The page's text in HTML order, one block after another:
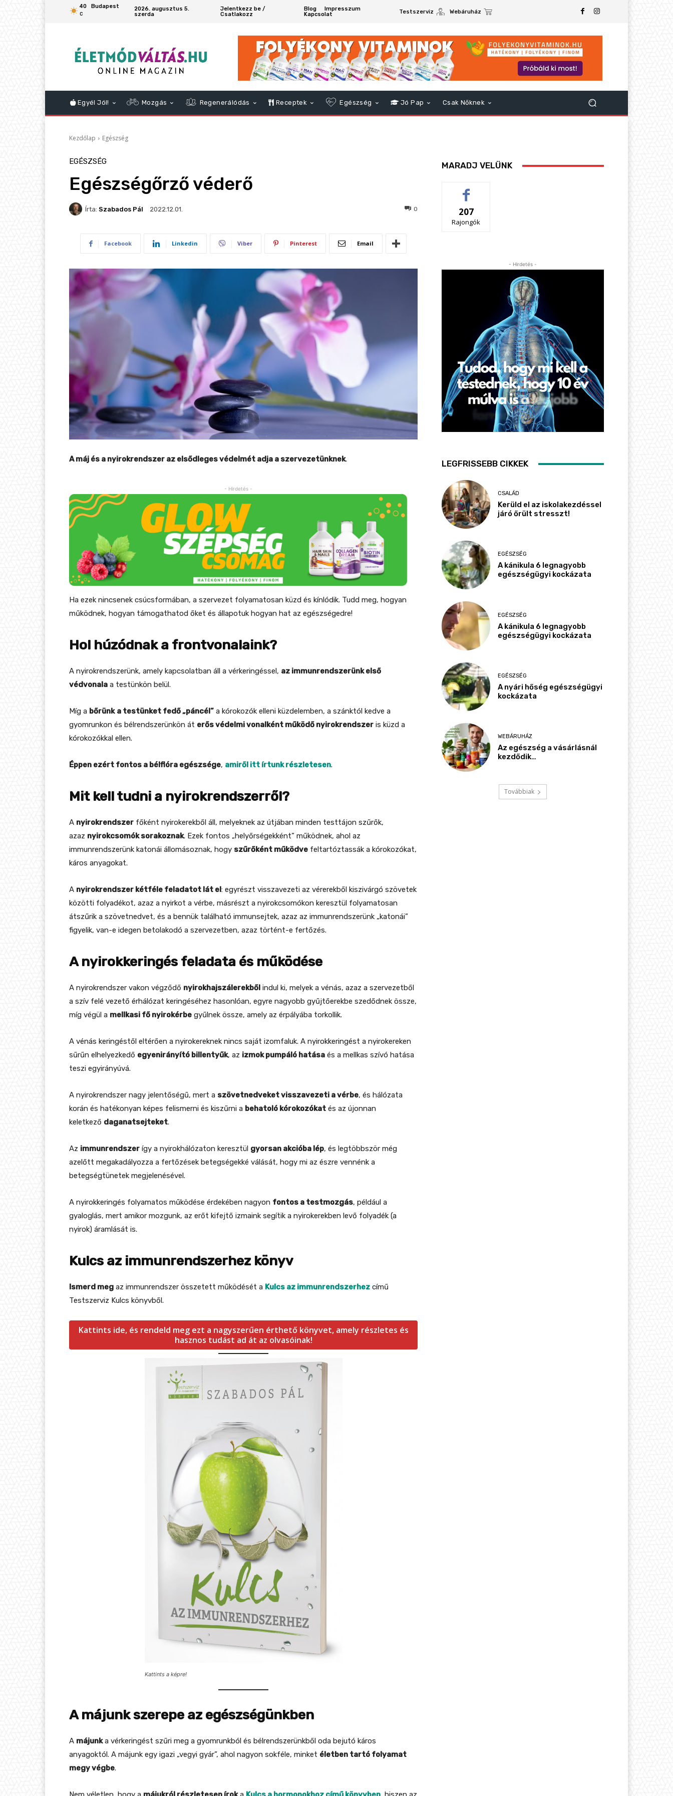
40
C
Budapest
2026. augusztus 5.
szerda
Jelentkezz be /
Csatlakozz
Blog
Impresszum
Kapcsolat
Testszerviz Webáruház
Egyél Jól! Mozgás Regenerálódás Receptek Egészség Jó Pap Csak Nőknek
Kezdőlap Egészség
EGÉSZSÉG
Egészségőrző véderő
Írta: Szabados Pál 2022.12.01. 0
Facebook Linkedin Viber Pinterest Email
A máj és a nyirokrendszer az elsődleges védelmét adja a szervezetünknek.
- Hirdetés -
Ha ezek nincsenek csúcsformában, a szervezet folyamatosan küzd és kínlódik. Tudd meg, hogyan
működnek, hogyan támogathatod őket és állapotuk hogyan hat az egészségedre!
Hol húzódnak a frontvonalaink?
A nyirokrendszerünk, amely kapcsolatban áll a vérkeringéssel, az immunrendszerünk első
védvonala a testünkön belül.
Míg a bőrünk a testünket fedő „páncél” a kórokozók elleni küzdelemben, a szánktól kedve a
gyomrunkon és bélrendszerünkön át erős védelmi vonalként működő nyirokrendszer is küzd a
kórokozókkal ellen.
Éppen ezért fontos a bélflóra egészsége, amiről itt írtunk részletesen.
Mit kell tudni a nyirokrendszerről?
A nyirokrendszer főként nyirokerekből áll, melyeknek az útjában minden testtájon szűrők,
azaz nyirokcsomók sorakoznak. Ezek fontos „helyőrségekként” működnek, ahol az
immunrendszerünk katonái állomásoznak, hogy szűrőként működve feltartóztassák a kórokozókat,
káros anyagokat.
A nyirokrendszer kétféle feladatot lát el: egyrészt visszavezeti az vérerekből kiszivárgó szövetek
közötti folyadékot, azaz a nyirkot a vérbe, másrészt a nyirokcsomókon keresztül folyamatosan
átszűrik a szövetnedvet, és a bennük található immunsejtek, azaz az immunrendszerünk „katonái”
figyelik, van-e idegen betolakodó a szervezetben, azaz történt-e fertőzés.
A nyirokkeringés feladata és működése
A nyirokrendszer vakon végződő nyirokhajszálerekből indul ki, melyek a vénás, azaz a szervezetből
a szív felé vezető érhálózat keringéséhez hasonlóan, egyre nagyobb gyűjtőerekbe szedődnek össze,
míg végül a mellkasi fő nyirokérbe gyűlnek össze, amely az érpályába torkollik.
A vénás keringéstől eltérően a nyirokereknek nincs saját izomfaluk. A nyirokkeringést a nyirokereken
sűrűn elhelyezkedő egyenirányító billentyűk, az izmok pumpáló hatása és a mellkas szívó hatása
teszi egyirányúvá.
A nyirokrendszer nagy jelentőségű, mert a szövetnedveket visszavezeti a vérbe, és hálózata
korán és hatékonyan képes felismerni és kiszűrni a behatoló kórokozókat és az újonnan
keletkező daganatsejteket.
Az immunrendszer így a nyirokhálózaton keresztül gyorsan akcióba lép, és legtöbbször még
azelőtt megakadályozza a fertőzések betegségekké válását, hogy mi az észre vennénk a
betegségtünetek megjelenésével.
A nyirokkeringés folyamatos működése érdekében nagyon fontos a testmozgás, például a
gyaloglás, mert amikor mozgunk, az erőt kifejtő izmaink segítik a nyirokerekben levő folyadék (a
nyirok) áramlását is.
Kulcs az immunrendszerhez könyv
Ismerd meg az immunrendszer összetett működését a Kulcs az immunrendszerhez című
Testszerviz Kulcs könyvből.
Kattints ide, és rendeld meg ezt a nagyszerűen érthető könyvet, amely részletes és
hasznos tudást ad át az olvasóinak!
Kattints a képre!
A májunk szerepe az egészségünkben
A májunka vérkeringést szűri meg a gyomrunkból és bélrendszerünkből oda bejutó káros
anyagoktól. A májunk egy igazi „vegyi gyár”, ahol nagyon sokféle, minket életben tartó folyamat
megy végbe.
MARADJ VELÜNK
207
Rajongók
- Hirdetés -
LEGFRISSEBB CIKKEK
CSALÁD
Kerüld el az iskolakezdéssel
járó őrült stresszt!
EGÉSZSÉG
A kánikula 6 legnagyobb
egészségügyi kockázata
EGÉSZSÉG
A kánikula 6 legnagyobb
egészségügyi kockázata
EGÉSZSÉG
A nyári hőség egészségügyi
kockázata
WEBÁRUHÁZ
Az egészség a vásárlásnál
kezdődik…
Továbbiak